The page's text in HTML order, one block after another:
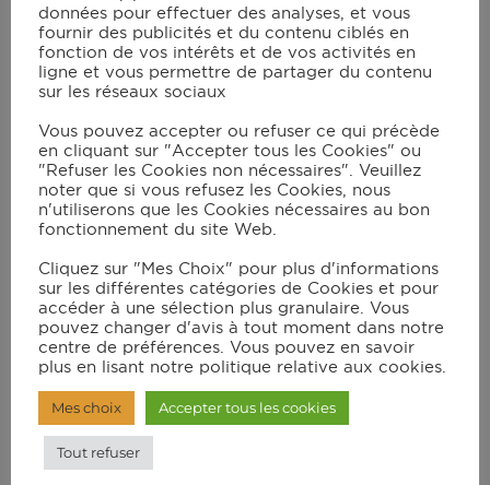
Ajoutez la farine, le sel, le beurre
coupé en petits dés, l’oeuf, le rhum
et le sucre. Verrouillez le couvercle
avec le bouchon et lancez le
programme pâte P2 pour 3min 30 s.
Laissez pousser 40 min.
Ajoutez les raisins et les fruits
Chemisez un moule à panettone
avec du papier cuisson.
Sortez la pâte du bol et dégazez-la.
Formez une boule et mettez-la dans
le moule. Couvrez d’un torchon et
données pour effectuer des analyses, et vous
fournir des publicités et du contenu ciblés en
fonction de vos intérêts et de vos activités en
ligne et vous permettre de partager du contenu
sur les réseaux sociaux
Vous pouvez accepter ou refuser ce qui précède
en cliquant sur "Accepter tous les Cookies" ou
"Refuser les Cookies non nécessaires". Veuillez
noter que si vous refusez les Cookies, nous
n'utiliserons que les Cookies nécessaires au bon
fonctionnement du site Web.
Cliquez sur "Mes Choix" pour plus d'informations
sur les différentes catégories de Cookies et pour
accéder à une sélection plus granulaire. Vous
pouvez changer d'avis à tout moment dans notre
centre de préférences. Vous pouvez en savoir
plus en lisant notre politique relative aux cookies.
Mes choix Accepter tous les cookies
Tout refuser